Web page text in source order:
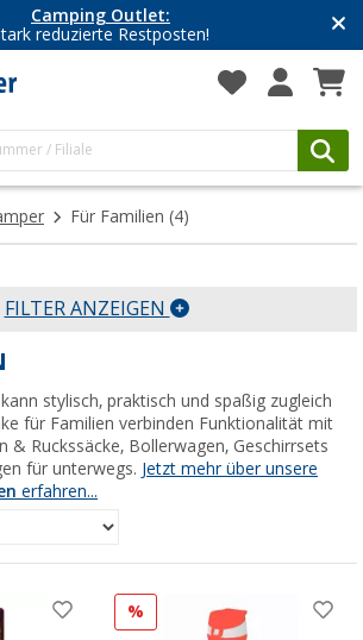
Camping Outlet:
reduzierte Restposten!
Für Familien (4)
FILTER ANZEIGEN
stylisch, praktisch und spaßig zugleich
für Familien verbinden Funktionalität mit
& Ruckssäcke, Bollerwagen, Geschirrsets
für unterwegs. Jetzt mehr über unsere
erfahren...
%